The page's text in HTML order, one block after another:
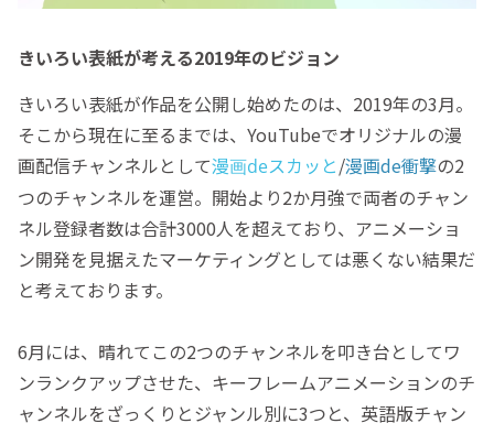
きいろい表紙が考える2019年のビジョン
きいろい表紙が作品を公開し始めたのは、2019年の3月。
そこから現在に至るまでは、YouTubeでオリジナルの漫
画配信チャンネルとして漫画deスカッと/漫画de衝撃の2
つのチャンネルを運営。開始より2か月強で両者のチャン
ネル登録者数は合計3000人を超えており、アニメーショ
ン開発を見据えたマーケティングとしては悪くない結果だ
と考えております。
6月には、晴れてこの2つのチャンネルを叩き台としてワ
ンランクアップさせた、キーフレームアニメーションのチ
ャンネルをざっくりとジャンル別に3つと、英語版チャン